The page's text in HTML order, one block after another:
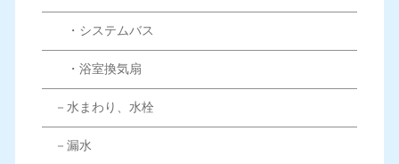
・システムバス
・浴室換気扇
－水まわり、水栓
－漏水